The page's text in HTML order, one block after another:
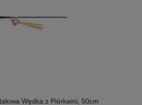
Wędka z Piórkami, 50cm